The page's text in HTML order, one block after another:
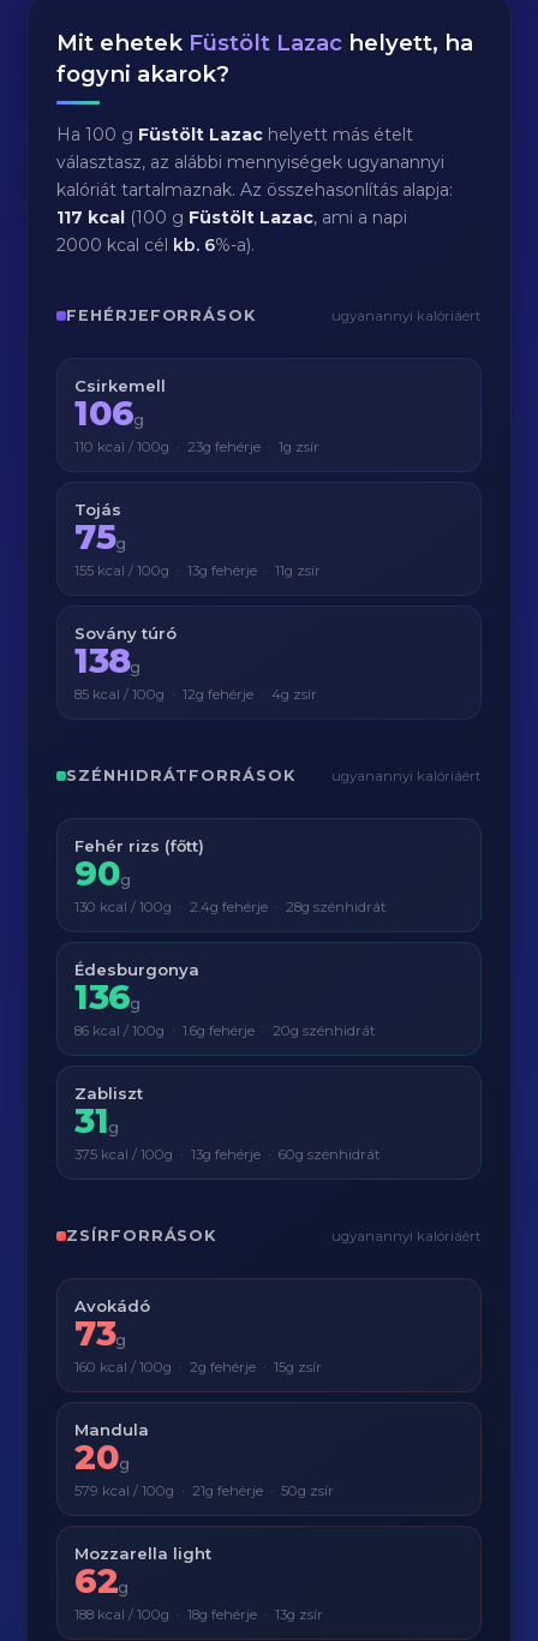
Mit ehetek Füstölt Lazac helyett, ha
fogyni akarok?
Ha 100 g Füstölt Lazac helyett más ételt
választasz, az alábbi mennyiségek ugyanannyi
kalóriát tartalmaznak. Az összehasonlítás alapja:
117 kcal (100 g Füstölt Lazac, ami a napi
2000 kcal cél kb. 6%-a).
FEHÉRJEFORRÁSOK ugyanannyi kalóriáért
Csirkemell
106g
110 kcal / 100g · 23g fehérje · 1g zsír
Tojás
75g
155 kcal / 100g · 13g fehérje · 11g zsír
Sovány túró
138g
85 kcal / 100g · 12g fehérje · 4g zsír
SZÉNHIDRÁTFORRÁSOK ugyanannyi kalóriáért
Fehér rizs (főtt)
90g
130 kcal / 100g · 2.4g fehérje · 28g szénhidrát
Édesburgonya
136g
86 kcal / 100g · 1.6g fehérje · 20g szénhidrát
Zabliszt
31g
375 kcal / 100g · 13g fehérje · 60g szénhidrát
ZSÍRFORRÁSOK ugyanannyi kalóriáért
Avokádó
73g
160 kcal / 100g · 2g fehérje · 15g zsír
Mandula
20g
579 kcal / 100g · 21g fehérje · 50g zsír
Mozzarella light
62g
188 kcal / 100g · 18g fehérje · 13g zsír